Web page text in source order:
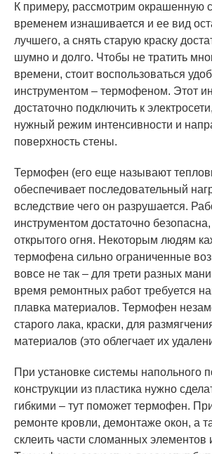
К примеру, рассмотрим окрашенную
временем изнашивается и ее вид
лучшего, а снять старую краску
шумно и долго. Чтобы не тратить
времени, стоит воспользоваться
инструментом – термофеном. Этот
достаточно подключить к
нужный режим интенсивности и
поверхность стены.
Термофен (его еще называют
обеспечивает последовательный
вследствие чего он разрушается.
инструментом достаточно безопасна,
открытого огня. Некоторым людям
термофена сильно ограниченные
вовсе не так – для трети разных
время ремонтных работ требуется
плавка материалов. Термофен
старого лака, краски, для
материалов (это облегчает их
При установке системы напольного
конструкции из пластика нужно
гибкими – тут поможет термофен.
ремонте кровли, демонтаже окон, а
склеить части сломанных элементов